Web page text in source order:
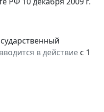
вводится в действие с 1